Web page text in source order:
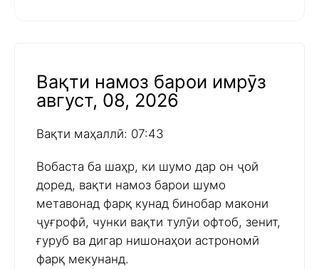
Вақти намоз барои имрӯз
август, 08, 2026
Вақти маҳаллӣ: 07:43
Вобаста ба шаҳр, ки шумо дар он ҷой
доред, вақти намоз барои шумо
метавонад фарқ кунад бинобар макони
ҷуғрофӣ, чунки вақти тулӯи офтоб, зенит,
ғуруб ва дигар нишонаҳои астрономӣ
фарқ мекунанд.